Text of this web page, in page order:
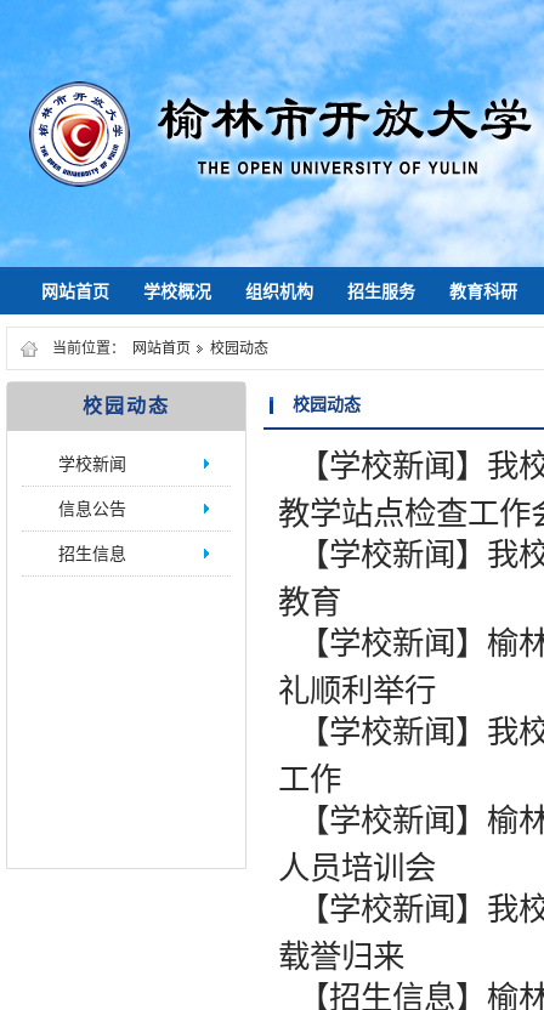
网站首页 学校概况 组织机构 招生服务 教育科研
当前位置： 网站首页 校园动态
校园动态
学校新闻
信息公告
招生信息
校园动态
【学校新闻】我
教学站点检查工作
【学校新闻】我
教育
【学校新闻】榆
礼顺利举行
【学校新闻】我
工作
【学校新闻】榆
人员培训会
【学校新闻】我
载誉归来
【招生信息】榆